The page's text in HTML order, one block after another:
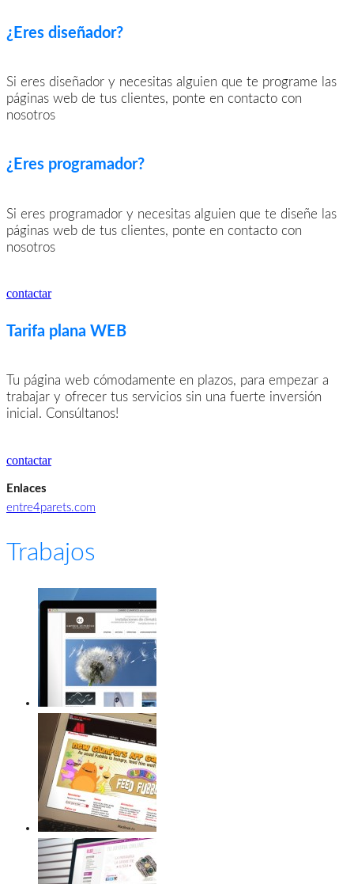
¿Eres diseñador?
Si eres diseñador y necesitas alguien que te programe las
páginas web de tus clientes, ponte en contacto con
nosotros
¿Eres programador?
Si eres programador y necesitas alguien que te diseñe las
páginas web de tus clientes, ponte en contacto con
nosotros
contactar
Tarifa plana WEB
Tu página web cómodamente en plazos, para empezar a
trabajar y ofrecer tus servicios sin una fuerte inversión
inicial. Consúltanos!
contactar
Enlaces
entre4parets.com
Trabajos